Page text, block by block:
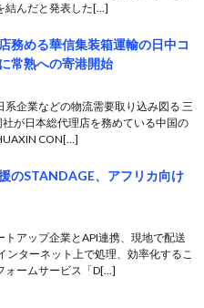
結んだと発表した[…]
務める華信集装箱運輸の日中コ
常熟への寄港開始
系企業などの物流需要取り込み図る 三
が日本総代理店を務めている中国の
CON[…]
のSTANDAGE、アフリカ向け
トアップ企業とAPI連携、現地で配送
ンターネット上で処理、効率化するこ
ォームサービス「D[…]